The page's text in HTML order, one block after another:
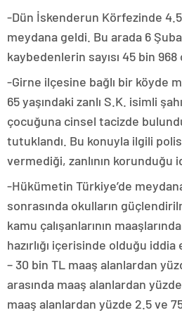
-Dün İskenderun Körfezinde
meydana geldi. Bu arada 6
kaybedenlerin sayısı 45 bin
-Girne ilçesine bağlı bir köyde
65 yaşındaki zanlı S.K. isimli
çocuğuna cinsel tacizde
tutuklandı. Bu konuyla ilgili
vermediği, zanlının korunduğu
-Hükümetin Türkiye’de
sonrasında okulların
kamu çalışanlarının
hazırlığı içerisinde olduğu
– 30 bin TL maaş alanlardan
arasında maaş alanlardan
maaş alanlardan yüzde 2.5 ve